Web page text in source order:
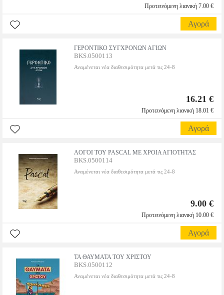
Προτεινόμενη λιανική 7.00 €
Αγορά
ΓΕΡΟΝΤΙΚΟ ΣΥΓΧΡΟΝΩΝ ΑΓΙΩΝ
BKS.0500113
Αναμένεται νέα διαθεσιμότητα μετά τις 24-8
16.21 €
Προτεινόμενη λιανική 18.01 €
Αγορά
ΛΟΓΟΙ ΤΟΥ PASCAL ΜΕ ΧΡΟΙΑ ΑΓΙΟΤΗΤΑΣ
BKS.0500114
Αναμένεται νέα διαθεσιμότητα μετά τις 24-8
9.00 €
Προτεινόμενη λιανική 10.00 €
Αγορά
ΤΑ ΘΑΥΜΑΤΑ ΤΟΥ ΧΡΙΣΤΟΥ
BKS.0500112
Αναμένεται νέα διαθεσιμότητα μετά τις 24-8